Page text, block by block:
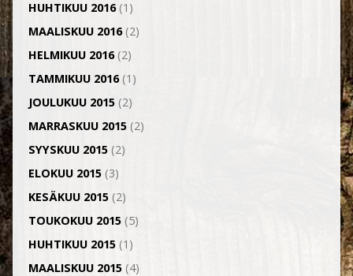
HUHTIKUU 2016(1)
MAALISKUU 2016(2)
HELMIKUU 2016(2)
TAMMIKUU 2016(1)
JOULUKUU 2015(2)
MARRASKUU 2015(2)
SYYSKUU 2015(2)
ELOKUU 2015(3)
KESÄKUU 2015(2)
TOUKOKUU 2015(5)
HUHTIKUU 2015(1)
MAALISKUU 2015(4)